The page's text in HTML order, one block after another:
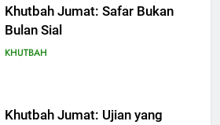
Khutbah Jumat: Safar Bukan
Bulan Sial
KHUTBAH
Khutbah Jumat: Ujian yang